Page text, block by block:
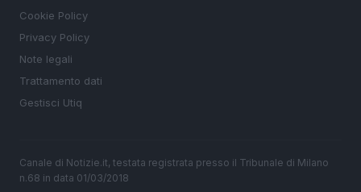
Cookie Policy
Privacy Policy
Note legali
Trattamento dati
Gestisci Utiq
Canale di Notizie.it, testata registrata presso il Tribunale di Milano
n.68 in data 01/03/2018